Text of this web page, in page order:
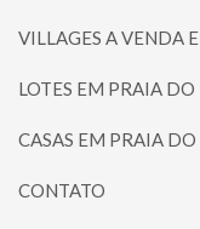
VILLAGES A VENDA
LOTES EM PRAIA
CASAS EM PRAIA
CONTATO